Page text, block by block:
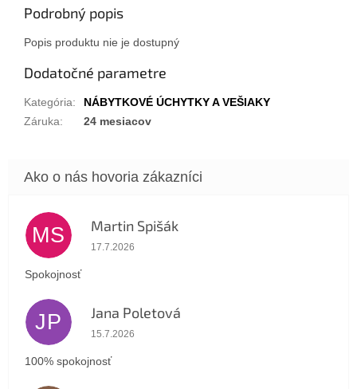
Podrobný popis
Popis produktu nie je dostupný
Dodatočné parametre
Kategória:
NÁBYTKOVÉ ÚCHYTKY A VEŠIAKY
Záruka: 24 mesiacov
MS Martin Spišák
Hodnotenie obchodu je 5 z 5 hviezdičiek.
17.7.2026
Spokojnosť
JP Jana Poletová
Hodnotenie obchodu je 5 z 5 hviezdičiek.
15.7.2026
100% spokojnosť